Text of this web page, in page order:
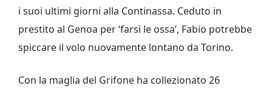
i suoi ultimi giorni alla Continassa. Ceduto in
prestito al Genoa per ‘farsi le ossa’, Fabio potrebbe
spiccare il volo nuovamente lontano da Torino.
Con la maglia del Grifone ha collezionato 26